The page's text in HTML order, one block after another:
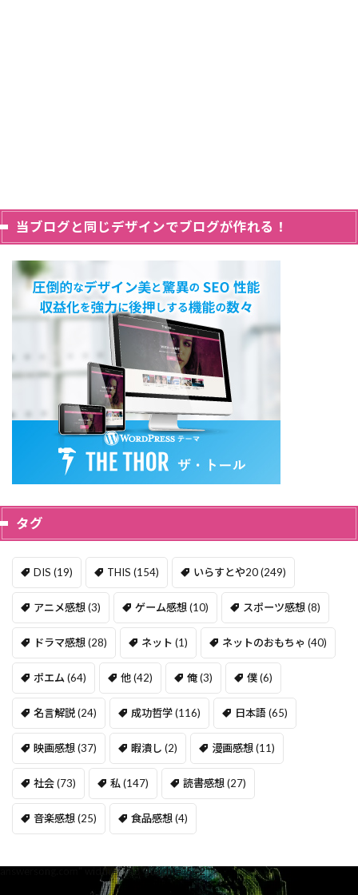
当ブログと同じデザインでブログが作れる！
タグ
DIS (19) THIS (154) いらすとや20(249)
アニメ感想(3) ゲーム感想(10) スポーツ感想(8)
ドラマ感想(28) ネット (1) ネットのおもちゃ (40)
ポエム (64) 他(42) 俺(3) 僕(6)
名言解説(24) 成功哲学(116) 日本語(65)
映画感想(37) 暇潰し (2) 漫画感想(11)
社会(73) 私 (147) 読書感想(27)
音楽感想(25) 食品感想(4)
answersong.com" width="768" height="542" >